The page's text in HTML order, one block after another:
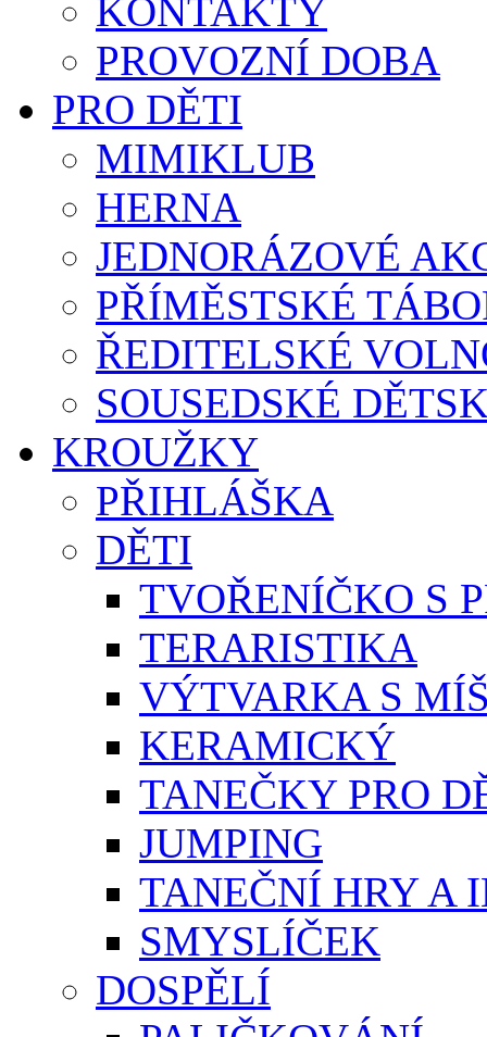
KONTAKTY
PROVOZNÍ DOBA
PRO DĚTI
MIMIKLUB
HERNA
JEDNORÁZOVÉ
PŘÍMĚSTSKÉ
ŘEDITELSKÉ
SOUSEDSKÉ
KROUŽKY
PŘIHLÁŠKA
DĚTI
TVOŘENÍČKO S
TERARISTIKA
VÝTVARKA S
KERAMICKÝ
TANEČKY PRO
JUMPING
TANEČNÍ HRY A
SMYSLÍČEK
DOSPĚLÍ